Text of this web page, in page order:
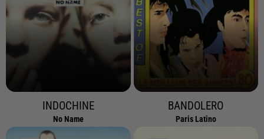
INDOCHINE
No Name
BANDOLERO
Paris Latino